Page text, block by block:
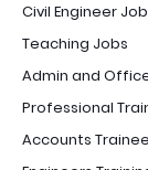
Civil Engineer
Teaching Jobs
Admin and
Professional
Accounts